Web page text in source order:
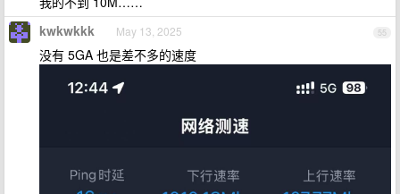
55
kwkwkkk May 13, 2025
没有 5GA 也是差不多的速度